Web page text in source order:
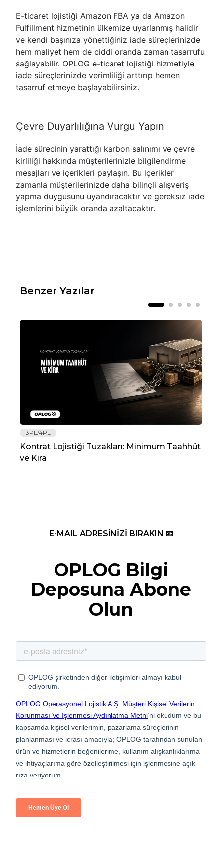
E-ticaret lojistiği Amazon FBA ya da Amazon
Fulfillment hizmetinin ülkemize uyarlanmış halidir
ve kendi başınıza yönettiğiniz iade süreçlerinizde
hem maliyet hem de ciddi oranda zaman tasarrufu
sağlayabilir. OPLOG e-ticaret lojistiği hizmetiyle
iade süreçlerinizde verimliliği arttırıp hemen
tasarruf etmeye başlayabilirsiniz.
Çevre Duyarlılığına Vurgu Yapın
İade sürecinin yarattığı karbon salınımı ve çevre
kirliliği hakkında müşterilerinizle bilgilendirme
mesajları ve içerikleri paylaşın. Bu içerikler
zamanla müşterilerinizde daha bilinçli alışveriş
yapma duygusunu uyandıracaktır ve gereksiz iade
işlemlerini büyük oranda azaltacaktır.
Benzer Yazılar
3PL/4PL
Kontrat Lojistiği Tuzakları: Minimum Taahhüt
ve Kira
E-MAIL ADRESİNİZİ BIRAKIN 📧
OPLOG Bilgi
Deposuna Abone
Olun